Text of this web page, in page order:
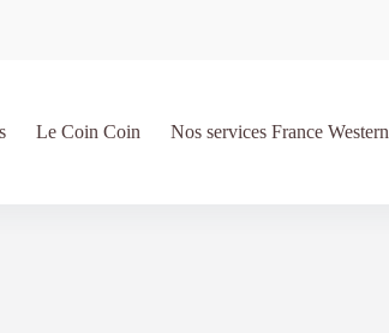
Le Coin Coin Nos services France Western